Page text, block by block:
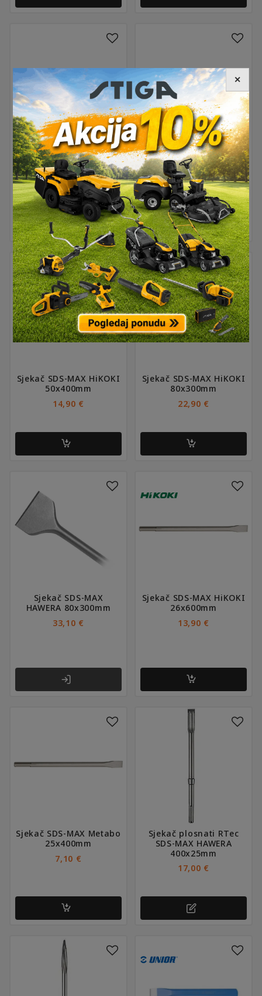
Sjekač SDS-MAX
400x25mm Metabo
PROFESSIONAL
PREMIUM
19,90€
Sjekač SDS-MAX
50x400mm Metabo
8,80€
Sjekač SDS-MAX HiKOKI
50x400mm
14,90 €
Sjekač SDS-MAX HiKOKI
80x300mm
22,90 €
Sjekač SDS-MAX
HAWERA 80x300mm
33,10 €
Sjekač SDS-MAX HiKOKI
26x600mm
13,90 €
Sjekač SDS-MAX Metabo
25x400mm
7,10 €
Sjekač plosnati RTec
SDS-MAX HAWERA
400x25mm
17,00 €
✕